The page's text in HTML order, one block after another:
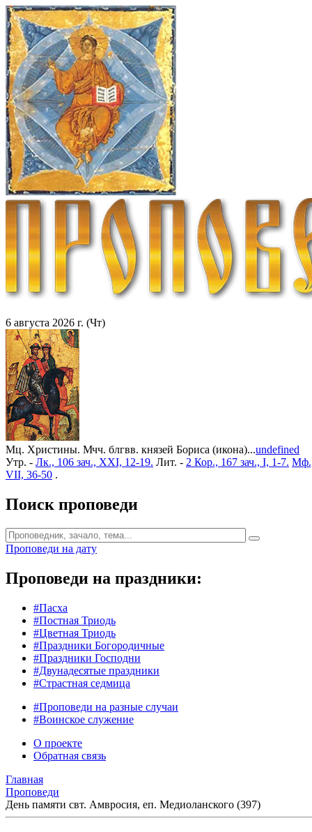
6 августа 2026 г. (Чт)
Мц. Христины. Мчч. блгвв. князей Бориса (икона)...undefined
Утр. - Лк., 106 зач., XXI, 12-19. Лит. - 2 Кор., 167 зач., I, 1-7. Мф.,
VII, 36-50 .
Поиск проповеди
Проповеди на дату
Проповеди на праздники:
#Пасха
#Постная Триодь
#Цветная Триодь
#Праздники Богородичные
#Праздники Господни
#Двунадесятые праздники
#Страстная седмица
#Проповеди на разные случаи
#Воинское служение
О проекте
Обратная связь
Главная
Проповеди
День памяти свт. Амвросия, еп. Медиоланского (397)